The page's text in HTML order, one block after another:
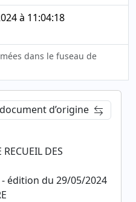
à 11:04:18
dans le fuseau de
d’origine
DES
- édition du 29/05/2024